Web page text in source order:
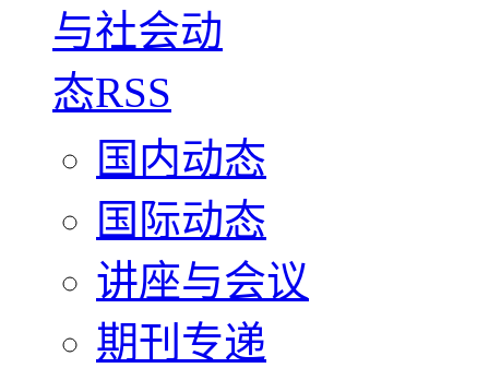
国内动态
国际动态
讲座与会议
期刊专递